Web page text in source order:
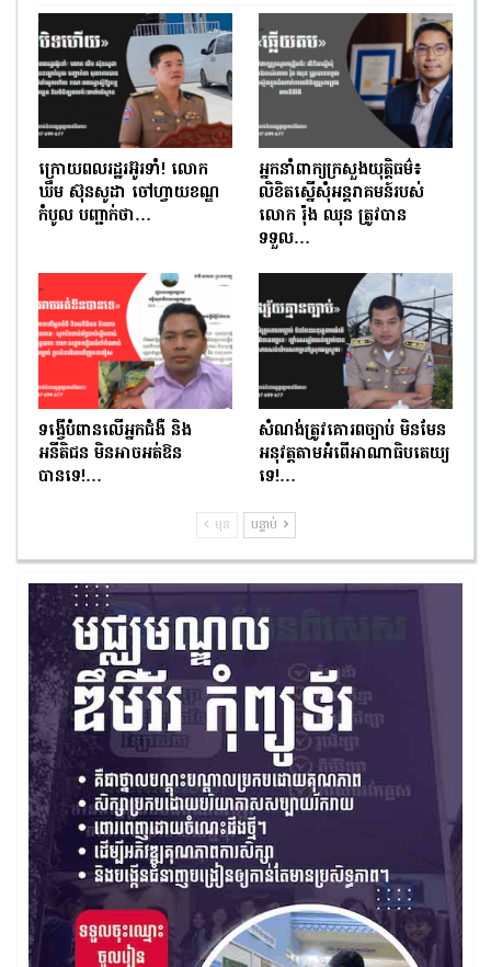
ក្រោយពលរដ្ឋរអ៊ូរទាំ! លោក
ឃឹម ស៊ុនសូដា ចៅហ្វាយខណ្ឌ
កំបូល បញ្ជាក់ថា…
អ្នកនាំពាក្យក្រសួងយុត្តិធម៌៖
លិខិតស្នើសុំអន្តរាគមន៍របស់
លោក រ៉ុង ឈុន ត្រូវបាន
ទទួល…
ទង្វើបំពានលើអ្នកជំងឺ និង
អនីតិជន មិនអាចអត់ឱន
បានទេ!…
សំណង់ត្រូវគោរពច្បាប់ មិនមែន
អនុវត្តតាមអំពើអាណាធិបតេយ្យ
ទេ!…
មុន បន្ទាប់